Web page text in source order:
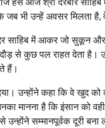
भी उन्हें अवसर मिलता
साहिब में आकर जो सुकून
से कुछ पल राहत देता है।
हैं।
उन्होंने कहा कि वे खुद
मानना है कि इंसान को
उन्होंने सम्मानपूर्वक दूरी बना